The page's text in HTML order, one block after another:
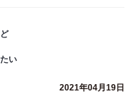
い
2021年04月19日